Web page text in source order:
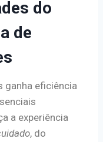
do
de
ganha eficiência
a experiência
, do